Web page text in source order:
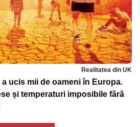
Realitatea din UK
ucis mii de oameni în Europa.
și temperaturi imposibile fără